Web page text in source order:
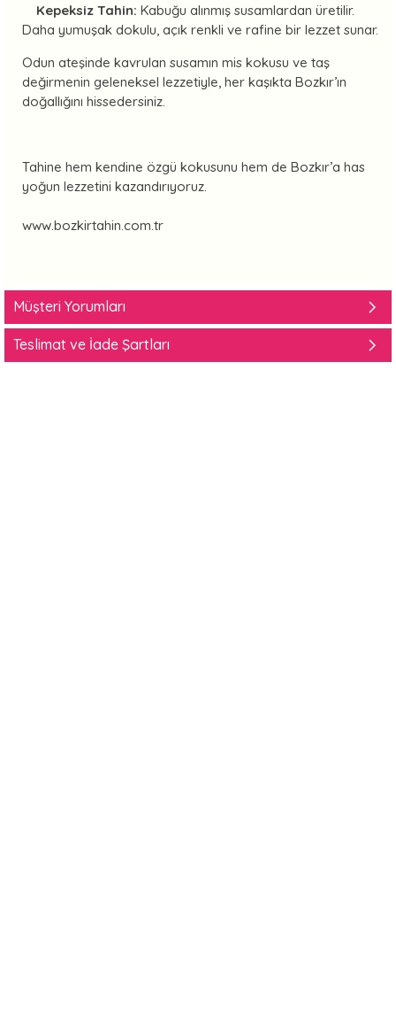
Kepeksiz Tahin: Kabuğu alınmış susamlardan üretilir.
Daha yumuşak dokulu, açık renkli ve rafine bir lezzet sunar.
Odun ateşinde kavrulan susamın mis kokusu ve taş
değirmenin geleneksel lezzetiyle, her kaşıkta Bozkır’ın
doğallığını hissedersiniz.
Tahine hem kendine özgü kokusunu hem de Bozkır’a has
yoğun lezzetini kazandırıyoruz.
www.bozkirtahin.com.tr
Müşteri Yorumları
Teslimat ve İade Şartları